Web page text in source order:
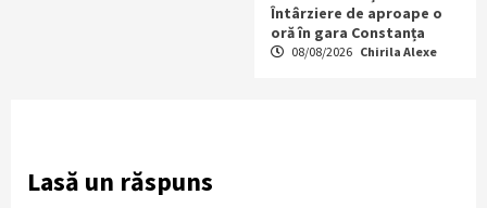
Întârziere de aproape o
oră în gara Constanța
08/08/2026 Chirila Alexe
Lasă un răspuns